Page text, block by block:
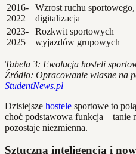
2016-
2022
Wzrost ruchu sportowego,
digitalizacja
2023-
2025
Rozkwit sportowych
wyjazdów grupowych
Tabela 3: Ewolucja hosteli
Źródło: Opracowanie własne na
StudentNews.pl
Dzisiejsze hostele sportowe to
choć podstawowa funkcja – tanie
pozostaje niezmienna.
Sztuczna inteligencja i